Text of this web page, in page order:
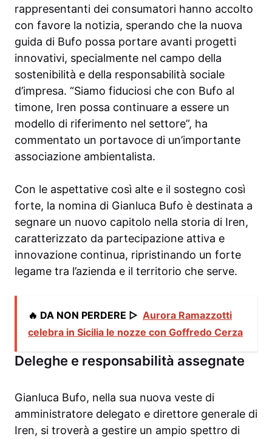
rappresentanti dei consumatori hanno accolto
con favore la notizia, sperando che la nuova
guida di Bufo possa portare avanti progetti
innovativi, specialmente nel campo della
sostenibilità e della responsabilità sociale
d’impresa. “Siamo fiduciosi che con Bufo al
timone, Iren possa continuare a essere un
modello di riferimento nel settore”, ha
commentato un portavoce di un’importante
associazione ambientalista.
Con le aspettative così alte e il sostegno così
forte, la nomina di Gianluca Bufo è destinata a
segnare un nuovo capitolo nella storia di Iren,
caratterizzato da partecipazione attiva e
innovazione continua, ripristinando un forte
legame tra l’azienda e il territorio che serve.
🔥 DA NON PERDERE ▷ Aurora Ramazzotti
celebra in Sicilia le nozze con Goffredo Cerza
Deleghe e responsabilità assegnate
Gianluca Bufo, nella sua nuova veste di
amministratore delegato e direttore generale di
Iren, si troverà a gestire un ampio spettro di